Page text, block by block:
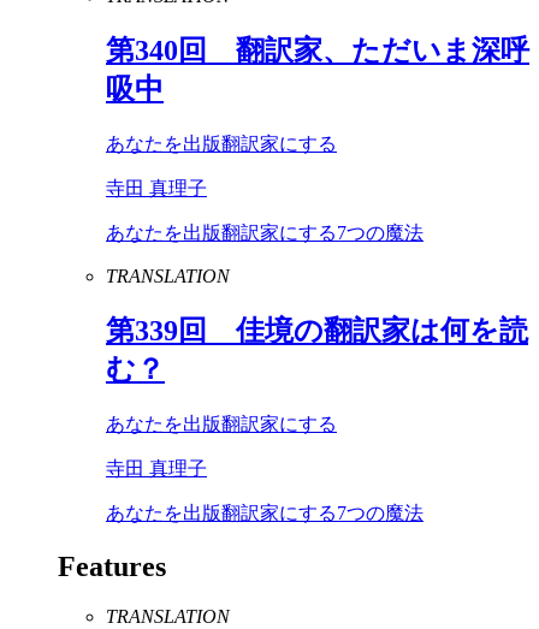
第340回 翻訳家、ただいま深呼
吸中
あなたを出版翻訳家にする
寺田 真理子
あなたを出版翻訳家にする7つの魔法
TRANSLATION
第339回 佳境の翻訳家は何を読
む？
あなたを出版翻訳家にする
寺田 真理子
あなたを出版翻訳家にする7つの魔法
Features
TRANSLATION